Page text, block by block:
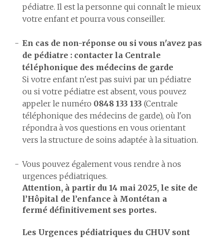
pédiatre. Il est la personne qui connaît le mieux
votre enfant et pourra vous conseiller.
En cas de non-réponse ou si vous n'avez pas
de pédiatre : contacter la Centrale
téléphonique des médecins de garde
Si votre enfant n'est pas suivi par un pédiatre
ou si votre pédiatre est absent, vous pouvez
appeler le numéro 0848 133 133 (Centrale
téléphonique des médecins de garde), où l'on
répondra à vos questions en vous orientant
vers la structure de soins adaptée à la situation.
Vous pouvez également vous rendre à nos
urgences pédiatriques.
Attention, à partir du 14 mai 2025, le site de
l’Hôpital de l’enfance à Montétan a
fermé définitivement ses portes.
Les Urgences pédiatriques du CHUV sont